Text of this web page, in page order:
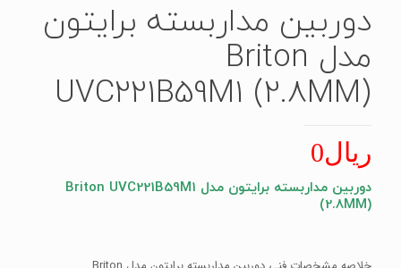
دوربین مداربسته برایتون
مدل Briton
UVC221B59M1 (2.8MM)
ریال0
دوربین مداربسته برایتون مدل Briton UVC221B59M1
(2.8MM)